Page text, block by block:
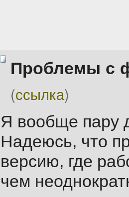
Проблемы с
(ссылка)
Я вообще пару
Надеюсь, что
версию, где
чем